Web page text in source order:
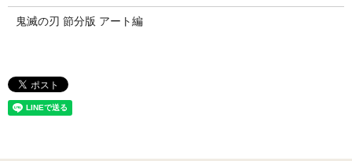
鬼滅の刃 節分版 アート編